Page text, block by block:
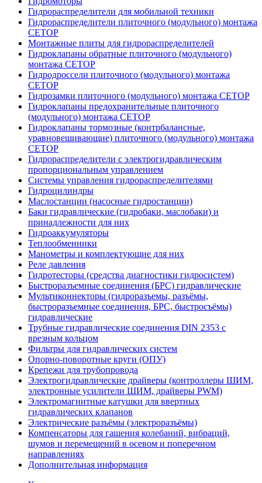
Гидрораспределители для мобильной техники
Гидрораспределители плиточного (модульного) монтажа
СЕТОР
Монтажные плиты для гидрораспределителей
Гидроклапаны обратные плиточного (модульного)
монтажа CETOP
Гидродроссели плиточного (модульного) монтажа
CETOP
Гидрозамки плиточного (модульного) монтажа CETOP
Гидроклапаны предохранительные плиточного
(модульного) монтажа CETOP
Гидроклапаны тормозные (контрбалансные,
уравновешивающие) плиточного (модульного) монтажа
CETOP
Гидрораспределители с электрогидравлическим
пропорциональным управлением
Системы управления гидрораспределителями
Гидроцилиндры
Маслостанции (насосные гидростанции)
Баки гидравлические (гидробаки, маслобаки) и
принадлежности для них
Гидроаккумуляторы
Теплообменники
Манометры и комплектующие для них
Реле давления
Гидротесторы (средства диагностики гидросистем)
Быстроразъемные соединения (БРС) гидравлические
Мультиконнекторы (гидроразъемы, разъёмы,
быстроразъемные соединения, БРС, быстросъёмы)
гидравлические
Трубные гидравлические соединения DIN 2353 с
врезным кольцом
Фильтры для гидравлических систем
Опорно-поворотные круги (ОПУ)
Крепежи для трубопровода
Электрогидравлические драйверы (контроллеры ШИМ,
электронные усилители ШИМ, драйверы PWM)
Электромагнитные катушки для ввертных
гидравлических клапанов
Электрические разъёмы (электроразъёмы)
Компенсаторы для гашения колебаний, вибраций,
шумов и перемещений в осевом и поперечном
направлениях
Дополнительная информация